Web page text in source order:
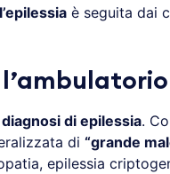
è seguita dai
diagnosi di epilessia.
di “grande
epilessia